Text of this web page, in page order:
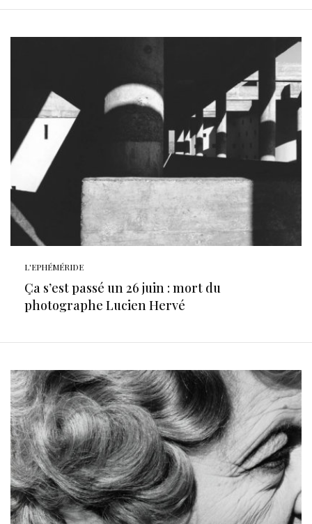
L'EPHÉMÉRIDE
Ça s’est passé un 26 juin : mort du
photographe Lucien Hervé